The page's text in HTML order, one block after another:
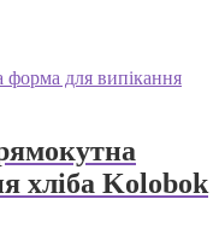
на
сторінці
хліба Kolobok